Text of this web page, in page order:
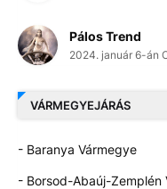
Pálos Trend
2024. január 6-án
VÁRMEGYEJÁRÁS
- Baranya Vármegye
- Borsod-Abaúj-Zemplén